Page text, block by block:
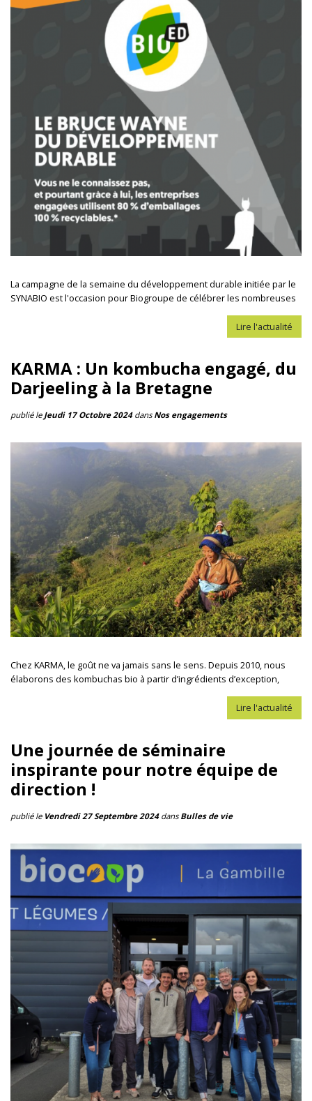
La campagne de la semaine du développement durable initiée par le
SYNABIO est l'occasion pour Biogroupe de célébrer les nombreuses
Lire l'actualité
KARMA : Un kombucha engagé, du
Darjeeling à la Bretagne
publié le Jeudi 17 Octobre 2024 dans Nos engagements
Chez KARMA, le goût ne va jamais sans le sens. Depuis 2010, nous
élaborons des kombuchas bio à partir d’ingrédients d’exception,
Lire l'actualité
Une journée de séminaire
inspirante pour notre équipe de
direction !
publié le Vendredi 27 Septembre 2024 dans Bulles de vie